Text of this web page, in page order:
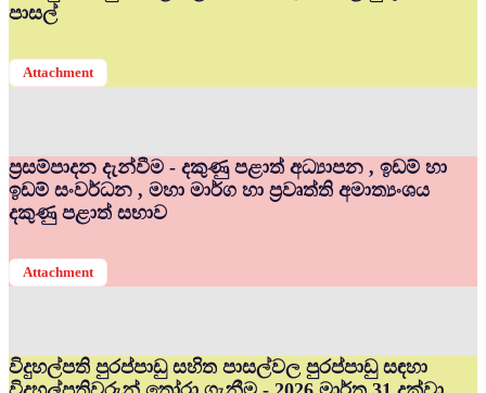
පාසල්
Attachment
ප්‍රසම්පාදන දැන්වීම - දකුණු පළාත් අධ්‍යාපන , ඉඩම් හා
ඉඩම් සංවර්ධන , මහා මාර්ග හා ප්‍රවෘත්ති අමාත්‍යංශය
දකුණු පළාත් සභාව
Attachment
විදුහල්පති පුරප්පාඩු සහිත පාසල්වල පුරප්පාඩු සඳහා